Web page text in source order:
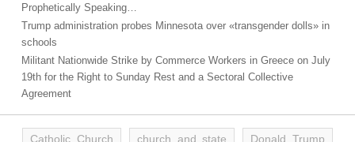
Prophetically Speaking…
Trump administration probes Minnesota over «transgender dolls» in
schools
Militant Nationwide Strike by Commerce Workers in Greece on July
19th for the Right to Sunday Rest and a Sectoral Collective
Agreement
Catholic Church church and state
Donald Trump